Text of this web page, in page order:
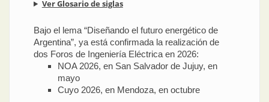
Ver Glosario de siglas
Bajo el lema “Diseñando el futuro energético de
Argentina”, ya está confirmada la realización de
dos Foros de Ingeniería Eléctrica en 2026:
NOA 2026, en San Salvador de Jujuy, en
mayo
Cuyo 2026, en Mendoza, en octubre